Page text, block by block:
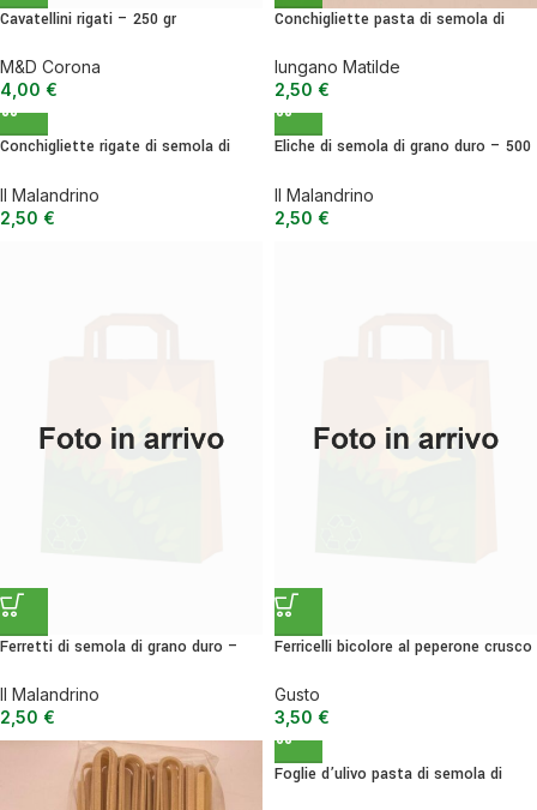
Cavatellini rigati – 250 gr
M&D Corona
4,00 €
Conchigliette pasta di semola di
Iungano Matilde
2,50 €
Conchigliette rigate di semola di
Il Malandrino
2,50 €
Eliche di semola di grano duro – 500
Il Malandrino
2,50 €
Ferretti di semola di grano duro –
Il Malandrino
2,50 €
Ferricelli bicolore al peperone crusco
Gusto
3,50 €
Foglie d’ulivo pasta di semola di